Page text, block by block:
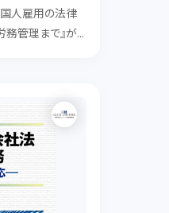
人雇用の法律
管理まで』が